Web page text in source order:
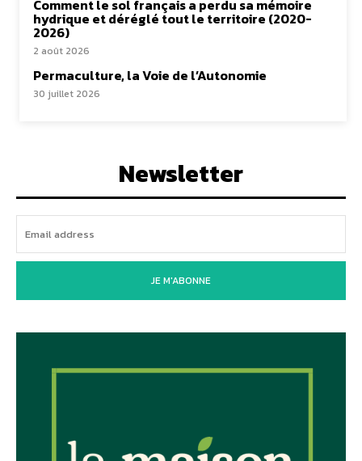
Comment le sol français a perdu sa mémoire
hydrique et déréglé tout le territoire (2020-
2026)
2 août 2026
Permaculture, la Voie de l’Autonomie
30 juillet 2026
Newsletter
JE M'ABONNE